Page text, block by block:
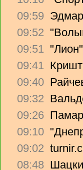
09:59
09:52
09:51
09:41
09:40
09:32
09:26
09:10
09:02
08:48